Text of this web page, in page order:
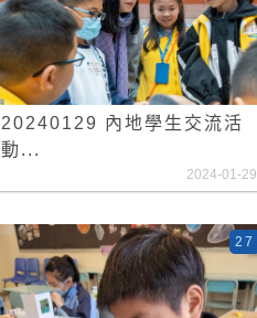
20240129 內地學生交流活
動...
2024-01-29
27